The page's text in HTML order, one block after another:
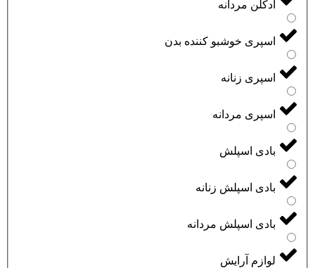
ادکلن مردانه
اسپری خوشبو کننده بدن
اسپری زنانه
اسپری مردانه
بادی اسپلش
بادی اسپلش زنانه
بادی اسپلش مردانه
لوازم آرایش